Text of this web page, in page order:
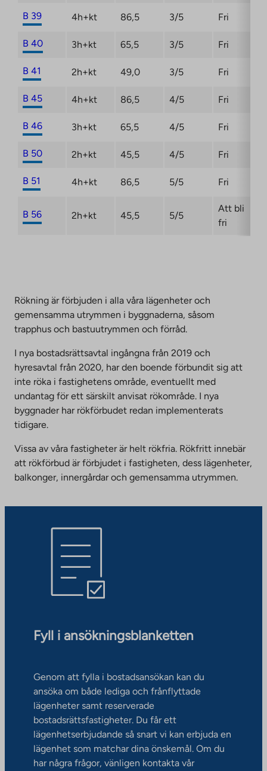
B 39 4h+kt 86,5 3/5 Fri
B 40 3h+kt 65,5 3/5 Fri
B 41 2h+kt 49,0 3/5 Fri
B 45 4h+kt 86,5 4/5 Fri
B 46 3h+kt 65,5 4/5 Fri
B 50 2h+kt 45,5 4/5 Fri
B 51 4h+kt 86,5 5/5 Fri
B 56 2h+kt 45,5 5/5
Att bli
fri
Rökning är förbjuden i alla våra lägenheter och
gemensamma utrymmen i byggnaderna, såsom
trapphus och bastuutrymmen och förråd.
I nya bostadsrättsavtal ingångna från 2019 och
hyresavtal från 2020, har den boende förbundit sig att
inte röka i fastighetens område, eventuellt med
undantag för ett särskilt anvisat rökområde. I nya
byggnader har rökförbudet redan implementerats
tidigare.
Vissa av våra fastigheter är helt rökfria. Rökfritt innebär
att rökförbud är förbjudet i fastigheten, dess lägenheter,
balkonger, innergårdar och gemensamma utrymmen.
Fyll i ansökningsblanketten
Genom att fylla i bostadsansökan kan du
ansöka om både lediga och frånflyttade
lägenheter samt reserverade
bostadsrättsfastigheter. Du får ett
lägenhetserbjudande så snart vi kan erbjuda en
lägenhet som matchar dina önskemål. Om du
har några frågor, vänligen kontakta vår